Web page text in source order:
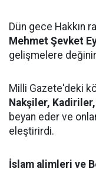
Dün gece Hakkın
Mehmet Şevket
gelişmelere
Milli Gazete'deki
Nakşiler,
beyan eder ve
eleştirirdi.
İslam alimleri ve